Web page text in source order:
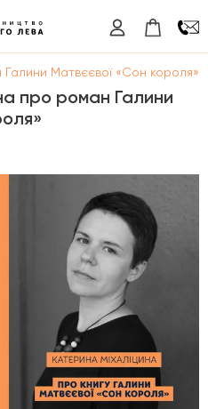
Матвєєвої «Сон короля»
про роман Галини